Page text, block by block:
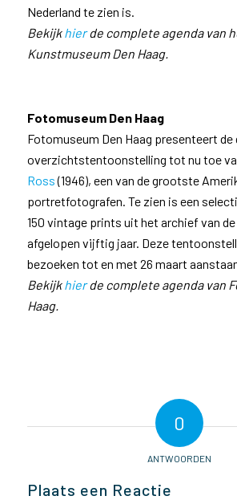
Nederland te zien is.
Bekijkhierde complete agenda van
Kunstmuseum Den Haag.
Fotomuseum Den Haag
Fotomuseum Den Haag presenteert
overzichtstentoonstelling tot nu toe
Ross(1946), een van de grootste
portretfotografen. Te zien is een
150 vintage prints uit het archief van
afgelopen vijftig jaar. Deze
bezoeken tot en met 26 maart
Bekijk hierde complete agenda van
Haag.
0
ANTWOORDEN
Plaats een Reactie